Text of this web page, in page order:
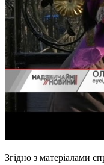
Згідно з матеріалами